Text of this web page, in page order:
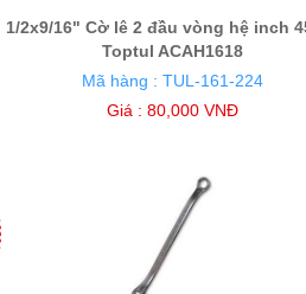
1/2x9/16" Cờ lê 2 đầu vòng hệ inch
Toptul ACAH1618
Mã hàng : TUL-161-224
Giá : 80,000 VNĐ